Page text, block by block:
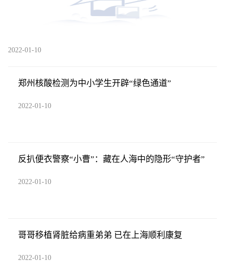
2022-01-10
郑州核酸检测为中小学生开辟“绿色通道”
2022-01-10
反扒便衣警察“小曹”：藏在人海中的隐形“守护者”
2022-01-10
哥哥移植肾脏给病重弟弟 已在上海顺利康复
2022-01-10